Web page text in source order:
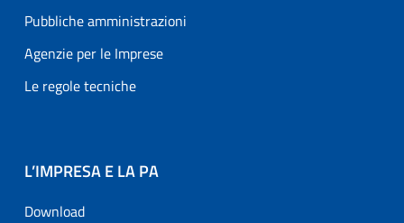
Pubbliche amministrazioni
Agenzie per le Imprese
Le regole tecniche
L’IMPRESA E LA PA
Download